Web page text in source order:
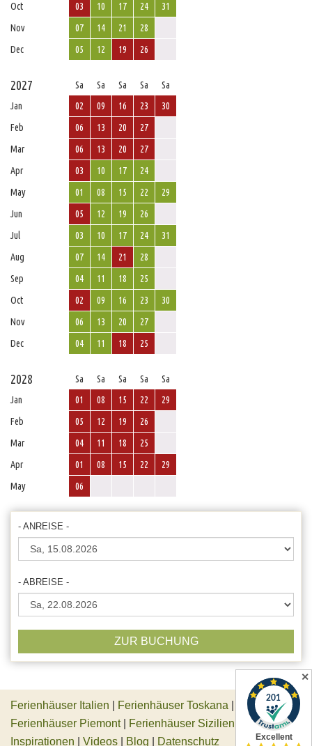
Oct
03 10 17 24
31
Nov
07 14 21
28
Dec
05 12 19 26
2027 Sa Sa Sa Sa
Sa
Jan
02 09 16 23
30
Feb
06 13 20
27
Mar
06 13 20
27
Apr
03 10 17
24
May
01 08 15 22
29
Jun
05 12 19
26
Jul
03 10 17 24
31
Aug
07 14 21
28
Sep
04 11 18
25
Oct
02 09 16 23
30
Nov
06 13 20
27
Dec
04 11 18 25
2028 Sa Sa Sa Sa
Sa
Jan
01 08 15 22
29
Feb
05 12 19
26
Mar
04 11 18
25
Apr
01 08 15 22
29
May
06
- ANREISE -
- ABREISE -
ZUR BUCHUNG
Ferienhäuser Italien Ferienhäuser Toskana
Ferienhäuser Piemont| Ferienhäuser Sizilien
Inspirationen
Videos Blog Datenschutz
✕